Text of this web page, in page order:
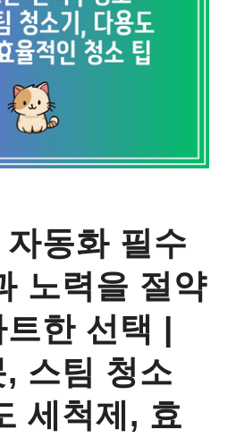
동화 필수
노력을 절약
한 선택 |
스팀 청소
세척제, 효